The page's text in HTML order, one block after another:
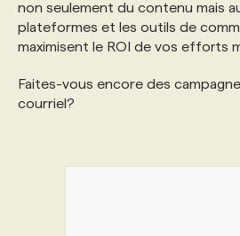
non seulement du contenu mais
plateformes et les outils de
maximisent le ROI de vos efforts
Faites-vous encore des
courriel?